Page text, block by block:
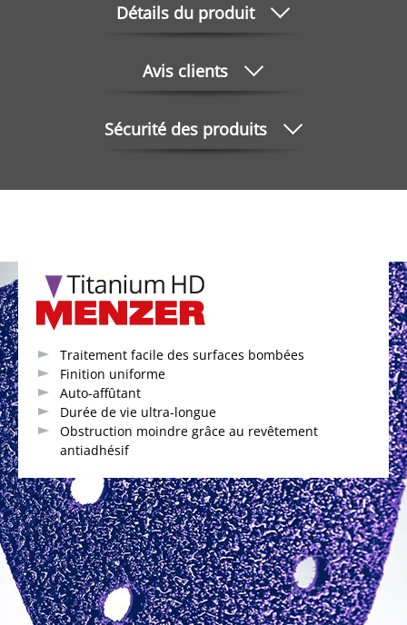
Détails du produit
Avis clients
Sécurité des produits
Traitement facile des surfaces bombées
Finition uniforme
Auto-affûtant
Durée de vie ultra-longue
Obstruction moindre grâce au revêtement
antiadhésif